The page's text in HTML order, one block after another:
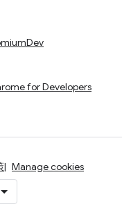
for Developers
Manage cookies